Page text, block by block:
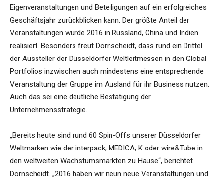
Eigenveranstaltungen und Beteiligungen auf ein erfolgreiches
Geschäftsjahr zurückblicken kann. Der größte Anteil der
Veranstaltungen wurde 2016 in Russland, China und Indien
realisiert. Besonders freut Dornscheidt, dass rund ein Drittel
der Aussteller der Düsseldorfer Weltleitmessen in den Global
Portfolios inzwischen auch mindestens eine entsprechende
Veranstaltung der Gruppe im Ausland für ihr Business nutzen.
Auch das sei eine deutliche Bestätigung der
Unternehmensstrategie.
„Bereits heute sind rund 60 Spin-Offs unserer Düsseldorfer
Weltmarken wie der interpack, MEDICA, K oder wire&Tube in
den weltweiten Wachstumsmärkten zu Hause“, berichtet
Dornscheidt. „2016 haben wir neun neue Veranstaltungen und